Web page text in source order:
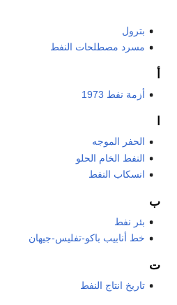
بترول
مسرد مصطلحات النفط
أزمة نفط 1973
الحفر الموجه
النفط الخام الحلو
انسكاب النفط
ب
بئر نفط
خط أنابيب باكو-تفليس-جيهان
ت
تاريخ انتاج النفط